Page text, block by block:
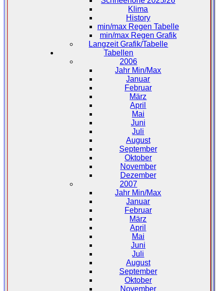
Klima
History
min/max Regen Tabelle
min/max Regen Grafik
Langzeit Grafik/Tabelle
Tabellen
2006
Jahr Min/Max
Januar
Februar
März
April
Mai
Juni
Juli
August
September
Oktober
November
Dezember
2007
Jahr Min/Max
Januar
Februar
März
April
Mai
Juni
Juli
August
September
Oktober
November